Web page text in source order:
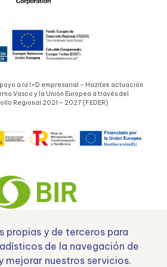
a la I+D empresarial – Hazitek actuación
Vasco y la Unión Europea a través del
Regional 2021 – 2027 (FEDER)
20222129 Financiado por la Unión Europea –
y apoyado por el CDTI.
propias y de terceros para
de la navegación de
mejorar nuestros servicios.